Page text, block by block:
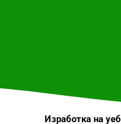
Изработка на